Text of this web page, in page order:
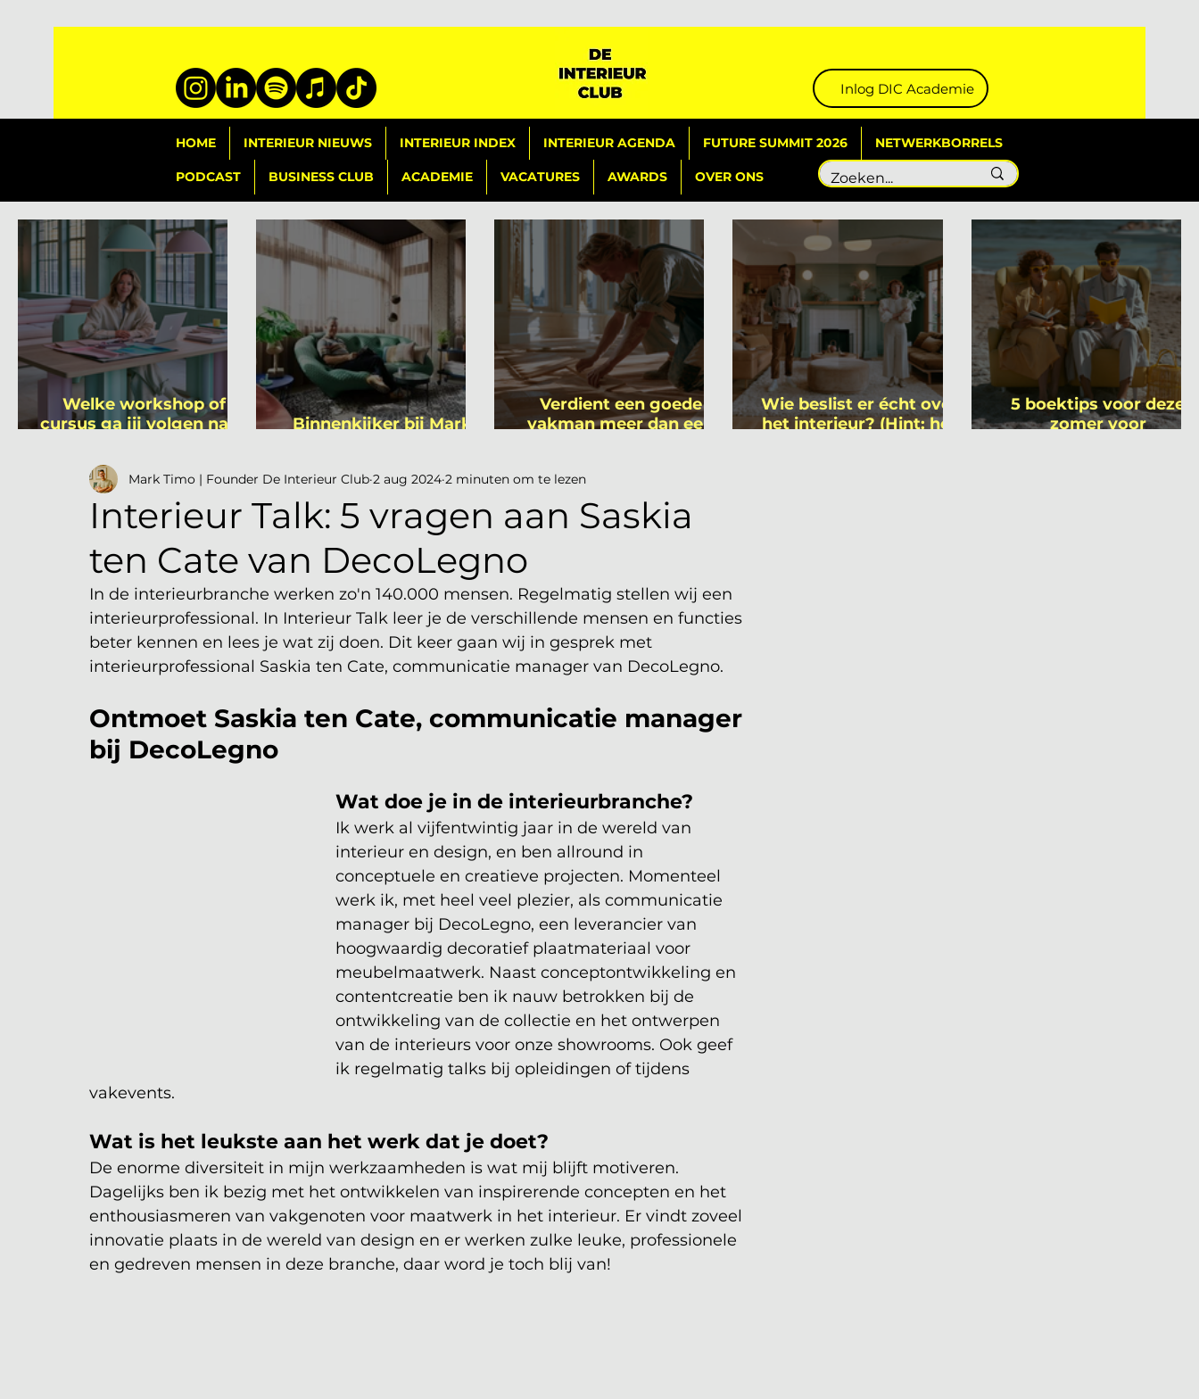
Inlog DIC Academie
HOME INTERIEUR NIEUWS INTERIEUR INDEX INTERIEUR AGENDA FUTURE SUMMIT 2026 NETWERKBORRELS
PODCAST BUSINESS CLUB ACADEMIE VACATURES AWARDS OVER ONS
Welke workshop of
cursus ga jij volgen na je
Binnenkijker bij Mark
Verdient een goede
vakman meer dan een
Wie beslist er écht over
het interieur? (Hint: het
5 boektips voor deze
zomer voor
Interieur Talk: 5 vragen aan Saskia
ten Cate van DecoLegno
Mark Timo | Founder De Interieur Club 2 aug 2024 2 minuten om te lezen
In de interieurbranche werken zo'n 140.000 mensen. Regelmatig stellen wij een
interieurprofessional. In Interieur Talk leer je de verschillende mensen en functies
beter kennen en lees je wat zij doen. Dit keer gaan wij in gesprek met
interieurprofessional Saskia ten Cate, communicatie manager van DecoLegno.
Ontmoet Saskia ten Cate, communicatie manager
bij DecoLegno
Wat doe je in de interieurbranche?
Ik werk al vijfentwintig jaar in de wereld van
interieur en design, en ben allround in
conceptuele en creatieve projecten. Momenteel
werk ik, met heel veel plezier, als communicatie
manager bij DecoLegno, een leverancier van
hoogwaardig decoratief plaatmateriaal voor
meubelmaatwerk. Naast conceptontwikkeling en
contentcreatie ben ik nauw betrokken bij de
ontwikkeling van de collectie en het ontwerpen
van de interieurs voor onze showrooms. Ook geef
ik regelmatig talks bij opleidingen of tijdens
vakevents.
Wat is het leukste aan het werk dat je doet?
De enorme diversiteit in mijn werkzaamheden is wat mij blijft motiveren.
Dagelijks ben ik bezig met het ontwikkelen van inspirerende concepten en het
enthousiasmeren van vakgenoten voor maatwerk in het interieur. Er vindt zoveel
innovatie plaats in de wereld van design en er werken zulke leuke, professionele
en gedreven mensen in deze branche, daar word je toch blij van!